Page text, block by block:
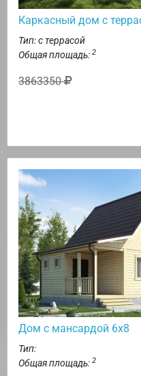
Каркасный дом с
Тип: с террасой
Общая площадь: 2
3863350
Дом с мансардой 6х8
Тип:
Общая площадь: 2